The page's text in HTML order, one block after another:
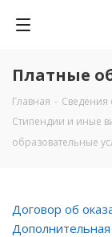
Платные
Главная - Сведения
Стипендии и иные
образовательные
Договор об